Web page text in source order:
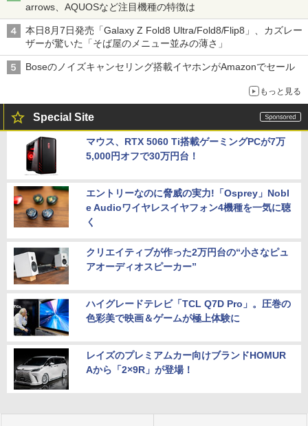
arrows、AQUOSなど注目機種の特徴は
本日8月7日発売「Galaxy Z Fold8 Ultra/Fold8/Flip8」、カズレー
ザーが驚いた「そば屋のメニュー並みの薄さ」
Boseのノイズキャンセリング搭載イヤホンがAmazonでセール
もっと見る
Special Site
マウス、RTX 5060 Ti搭載ゲーミングPCが7万
5,000円オフで30万円台！
エントリーなのに脅威の実力!「Osprey」Nobl
e Audioワイヤレスイヤフォン4機種を一気に聴
く
クリエイティブが作った2万円台の“小さなピュ
アオーディオスピーカー”
ハイグレードテレビ「TCL Q7D Pro」。圧巻の
色彩美で映画＆ゲームが極上体験に
レイズのプレミアムカー向けブランドHOMUR
Aから「2×9R」が登場！